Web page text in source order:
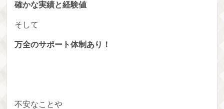
確かな実績と経験値
そして
万全のサポート体制あり！
不安なことや